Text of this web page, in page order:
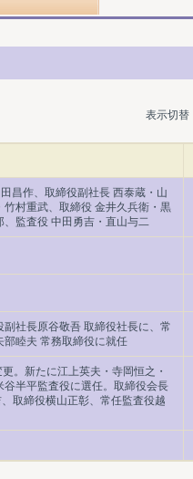
表示切替
昌作、取締役副社長 西泰蔵・山
村重武、取締役 金井久兵衛・黒
監査役 中田勇吉・直山与二
社長原谷敬吾 取締役社長に、常
睦夫 常務取締役に就任
。新たに江上英夫・寺岡恒之・
半平監査役に選任。取締役会長
取締役横山正彰、常任監査役越